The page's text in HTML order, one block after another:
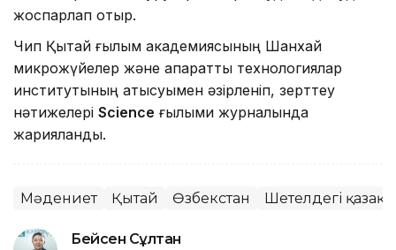
жоспарлап отыр.
Чип Қытай ғылым академиясының Шанхай
микрожүйелер және ақпараттық технологиялар
институтының қатысуымен әзірленіп, зерттеу
нәтижелері Science ғылыми журналында
жарияланды.
Мәдениет Қытай Өзбекстан Шетелдегі қазақ
Бейсен Сұлтан